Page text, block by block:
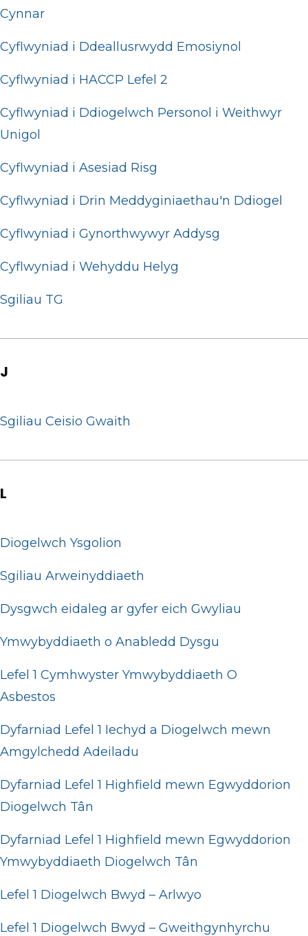
Cynnar
Cyflwyniad i Ddeallusrwydd Emosiynol
Cyflwyniad i HACCP Lefel 2
Cyflwyniad i Ddiogelwch Personol i Weithwyr
Unigol
Cyflwyniad i Asesiad Risg
Cyflwyniad i Drin Meddyginiaethau'n Ddiogel
Cyflwyniad i Gynorthwywyr Addysg
Cyflwyniad i Wehyddu Helyg
Sgiliau TG
J
Sgiliau Ceisio Gwaith
L
Diogelwch Ysgolion
Sgiliau Arweinyddiaeth
Dysgwch eidaleg ar gyfer eich Gwyliau
Ymwybyddiaeth o Anabledd Dysgu
Lefel 1 Cymhwyster Ymwybyddiaeth O
Asbestos
Dyfarniad Lefel 1 Iechyd a Diogelwch mewn
Amgylchedd Adeiladu
Dyfarniad Lefel 1 Highfield mewn Egwyddorion
Diogelwch Tân
Dyfarniad Lefel 1 Highfield mewn Egwyddorion
Ymwybyddiaeth Diogelwch Tân
Lefel 1 Diogelwch Bwyd – Arlwyo
Lefel 1 Diogelwch Bwyd – Gweithgynhyrchu